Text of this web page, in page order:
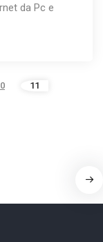
da Pc e
11